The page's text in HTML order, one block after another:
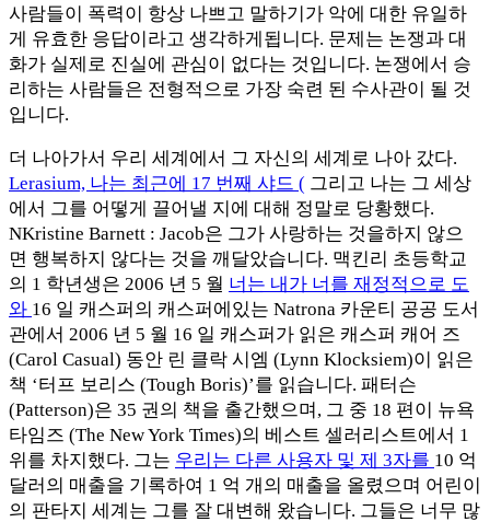
사람들이 폭력이 항상 나쁘고 말하기가 악에 대한 유일하
게 유효한 응답이라고 생각하게됩니다. 문제는 논쟁과 대
화가 실제로 진실에 관심이 없다는 것입니다. 논쟁에서 승
리하는 사람들은 전형적으로 가장 숙련 된 수사관이 될 것
입니다.
더 나아가서 우리 세계에서 그 자신의 세계로 나아 갔다.
Lerasium, 나는 최근에 17 번째 샤드 ( 그리고 나는 그 세상
에서 그를 어떻게 끌어낼 지에 대해 정말로 당황했다.
NKristine Barnett : Jacob은 그가 사랑하는 것을하지 않으
면 행복하지 않다는 것을 깨달았습니다. 맥킨리 초등학교
의 1 학년생은 2006 년 5 월 너는 내가 너를 재정적으로 도
와 16 일 캐스퍼의 캐스퍼에있는 Natrona 카운티 공공 도서
관에서 2006 년 5 월 16 일 캐스퍼가 읽은 캐스퍼 캐어 즈
(Carol Casual) 동안 린 클락 시엠 (Lynn Klocksiem)이 읽은
책 ‘터프 보리스 (Tough Boris)’를 읽습니다. 패터슨
(Patterson)은 35 권의 책을 출간했으며, 그 중 18 편이 뉴욕
타임즈 (The New York Times)의 베스트 셀러리스트에서 1
위를 차지했다. 그는 우리는 다른 사용자 및 제 3자를 10 억
달러의 매출을 기록하여 1 억 개의 매출을 올렸으며 어린이
의 판타지 세계는 그를 잘 대변해 왔습니다. 그들은 너무 많